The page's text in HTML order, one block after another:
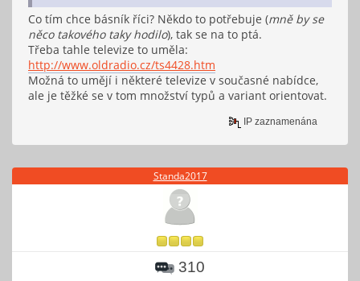
Co tím chce básník říci? Někdo to potřebuje (mně by se
něco takového taky hodilo), tak se na to ptá.
Třeba tahle televize to uměla:
http://www.oldradio.cz/ts4428.htm
Možná to umějí i některé televize v současné nabídce,
ale je těžké se v tom množství typů a variant orientovat.
IP zaznamenána
Standa2017
310